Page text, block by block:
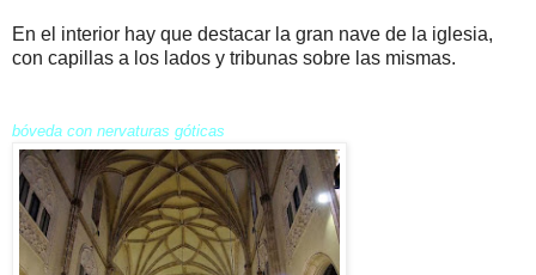
En el interior hay que destacar la gran nave de la iglesia,
con capillas a los lados y tribunas sobre las mismas.
bóveda con nervaturas góticas